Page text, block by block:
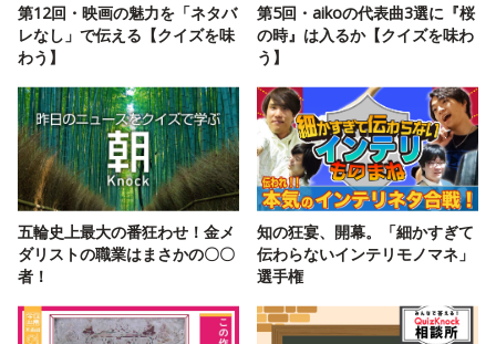
第12回・映画の魅力を「ネタバ
レなし」で伝える【クイズを味
わう】
第5回・aikoの代表曲3選に『桜
の時』は入るか【クイズを味わ
う】
五輪史上最大の番狂わせ！金メ
ダリストの職業はまさかの〇〇
者！
知の狂宴、開幕。「細かすぎて
伝わらないインテリモノマネ」
選手権